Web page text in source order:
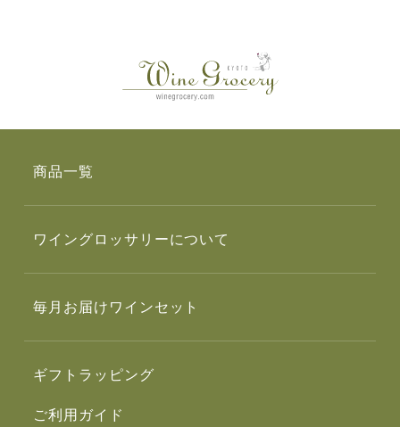
商品一覧
ワイングロッサリーについて
毎月お届けワインセット
ギフトラッピング
ご利用ガイド